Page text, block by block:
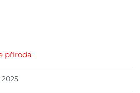
příroda
2025